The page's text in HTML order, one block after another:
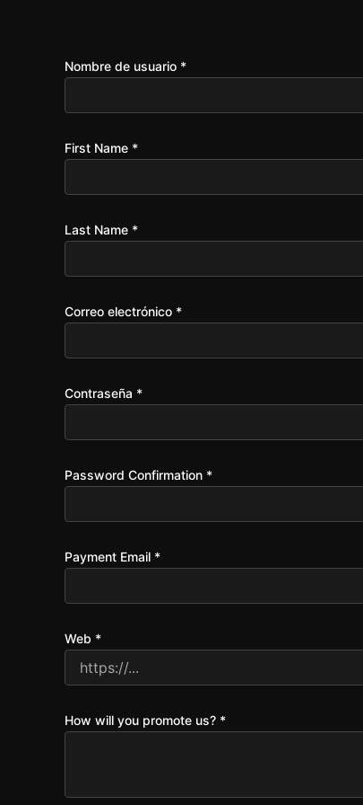
contenidoNombre de usuario *
First Name *
Last Name *
Correo electrónico *
Contraseña *
Password Confirmation *
Payment Email *
Web *
How will you promote us? *